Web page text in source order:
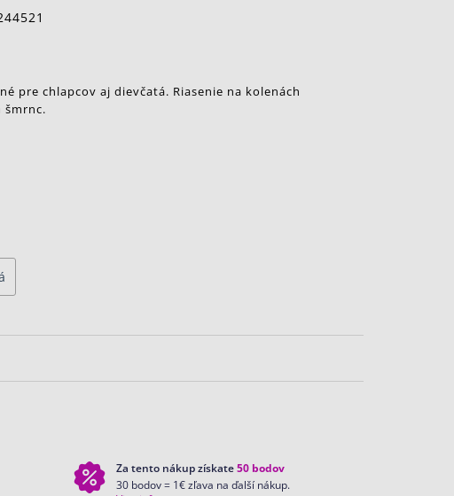
pre chlapcov aj dievčatá. Riasenie na kolenách
šmrnc.
Za tento nákup získate50bodov
30 bodov = 1€ zľava na ďalší nákup.